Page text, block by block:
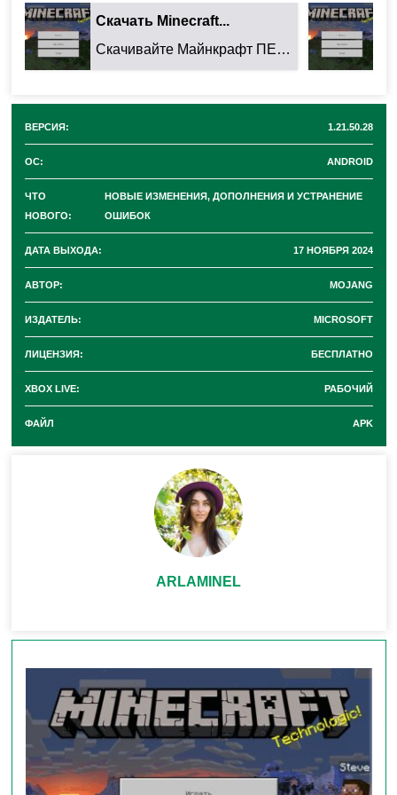
следующие ошибки:
Во время дождя небо в Бледном саду становится
Убрали ошибку опустошения Спаунеров
Черные пикселина Листве деревьевбольше не
появляются.
При ходьбе и приземлении на Мохприглашаются
звуки шагов и звук падения.
активирует Наблюдателя
В шаблонах мира
устранили ошибку приводящую
Добавили новую возможность ориентировать
адского пламени, Кирпичи из адского пламени и
Смоляные кирпичи относительно других
Изменен вид Медных решеток
Если цветок Глазоцвет накроет снег, он все равно
будет открываться и закрываться.
Новая анимация разрушенияКовра созданного из
Бледного мха, а так же измененные тени.
Скачать Minecraft...
Скачивайте Майнкрафт ПЕ 26.32.02 для Android: ...
ВЕРСИЯ: 1.21.50.28
ОС: ANDROID
ЧТО
НОВОГО:
НОВЫЕ ИЗМЕНЕНИЯ, ДОПОЛНЕНИЯ И УСТРАНЕНИЕ
ОШИБОК
ДАТА ВЫХОДА: 17 НОЯБРЯ 2024
АВТОР: MOJANG
ИЗДАТЕЛЬ: MICROSOFT
ЛИЦЕНЗИЯ: БЕСПЛАТНО
XBOX LIVE: РАБОЧИЙ
ФАЙЛ APK
ARLAMINEL